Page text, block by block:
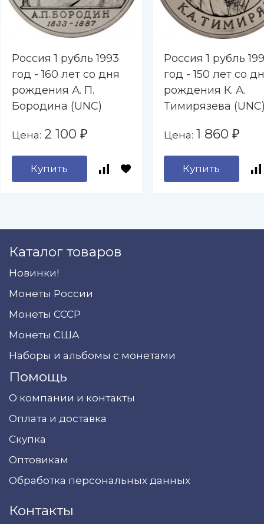
Россия 1 рубль 1993
год - 160 лет со дня
рождения А. П.
Бородина (UNC)
Цена: 2 100 ₽
Купить
Россия 1 рубль
год - 150 лет со
рождения К. А.
Тимирязева
Цена: 1 860 ₽
Купить
Каталог товаров
Новинки!
Монеты России
Монеты СССР
Монеты США
Наборы и альбомы с монетами
Помощь
О компании и контакты
Оплата и доставка
Скупка
Оптовикам
Обработка персональных данных
Контакты